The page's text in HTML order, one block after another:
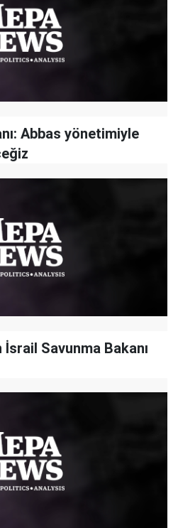
Abbas yönetimiyle
İsrail Savunma Bakanı